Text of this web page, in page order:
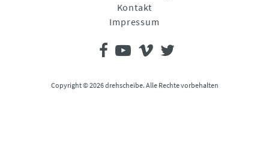
Kontakt
Impressum
Copyright © 2026 drehscheibe. Alle Rechte vorbehalten